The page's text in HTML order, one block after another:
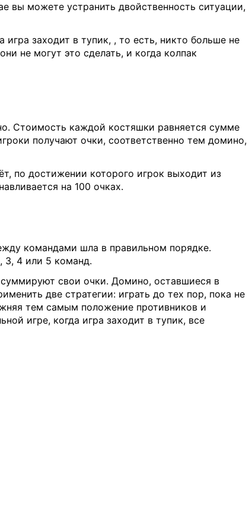
вы можете устранить двойственность ситуации,
игра заходит в тупик, , то есть, никто больше не
не могут это сделать, и когда колпак
Стоимость каждой костяшки равняется сумме
получают очки, соответственно тем домино,
по достижении которого игрок выходит из
на 100 очках.
командами шла в правильном порядке.
3, 4 или 5 команд.
свои очки. Домино, оставшиеся в
две стратегии: играть до тех пор, пока не
тем самым положение противников и
игре, когда игра заходит в тупик, все